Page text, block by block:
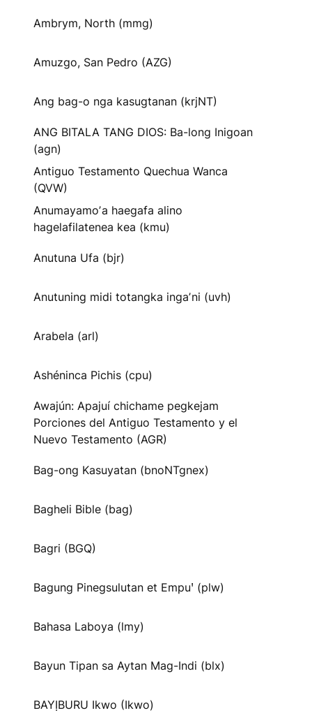
Ambrym, North (mmg)
Amuzgo, San Pedro (AZG)
Ang bag-o nga kasugtanan (krjNT)
ANG BITALA TANG DIOS: Ba-long Inigoan
(agn)
Antiguo Testamento Quechua Wanca
(QVW)
Anumayamoʼa haegafa alino
hagelafilatenea kea (kmu)
Anutuna Ufa (bjr)
Anutuning midi totangka ingaʼni (uvh)
Arabela (arl)
Ashéninca Pichis (cpu)
Awajún: Apajuí chichame pegkejam
Porciones del Antiguo Testamento y el
Nuevo Testamento (AGR)
Bag-ong Kasuyatan (bnoNTgnex)
Bagheli Bible (bag)
Bagri (BGQ)
Bagung Pinegsulutan et Empuꞌ (plw)
Bahasa Laboya (lmy)
Bayun Tipan sa Aytan Mag-Indi (blx)
BAYỊBURU Ikwo (Ikwo)